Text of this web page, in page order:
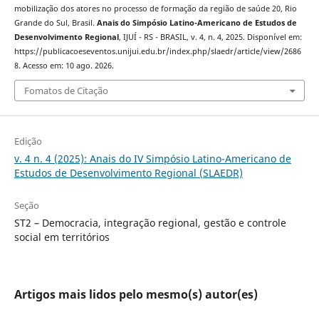
mobilização dos atores no processo de formação da região de saúde 20, Rio
Grande do Sul, Brasil. Anais do Simpósio Latino-Americano de Estudos de
Desenvolvimento Regional, IJUÍ - RS - BRASIL, v. 4, n. 4, 2025. Disponível em:
https://publicacoeseventos.unijui.edu.br/index.php/slaedr/article/view/2686
8. Acesso em: 10 ago. 2026.
Fomatos de Citação
Edição
v. 4 n. 4 (2025): Anais do IV Simpósio Latino-Americano de
Estudos de Desenvolvimento Regional (SLAEDR)
Seção
ST2 – Democracia, integração regional, gestão e controle
social em territórios
Artigos mais lidos pelo mesmo(s) autor(es)